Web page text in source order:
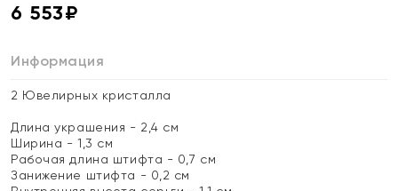
6 553₽
Информация
2 Ювелирных кристалла
Длина украшения - 2,4 см
Ширина - 1,3 см
Рабочая длина штифта - 0,7 см
Занижение штифта - 0,2 см